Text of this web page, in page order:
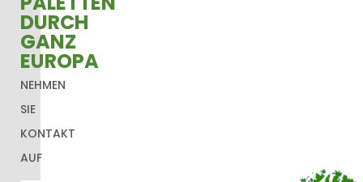
DURCH
GANZ
EUROPA
NEHMEN
SIE
KONTAKT
AUF